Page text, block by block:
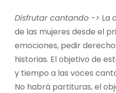
Disfrutar cantando -> La
de las mujeres desde el
emociones, pedir
historias. El objetivo de
y tiempo a las voces
No habrá partituras, el